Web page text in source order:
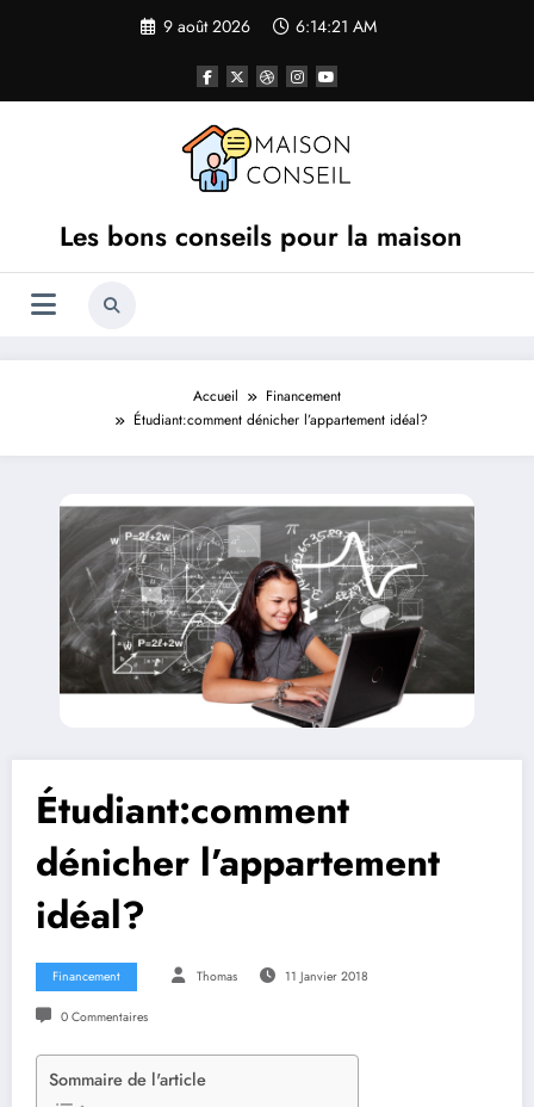
9 août 2026 6:14:22 AM
Les bons conseils pour la maison
Accueil
Financement
Étudiant:comment dénicher l’appartement idéal?
Étudiant:comment
dénicher l’appartement
idéal?
Financement Thomas 11 Janvier 2018
0 Commentaires
Sommaire de l'article